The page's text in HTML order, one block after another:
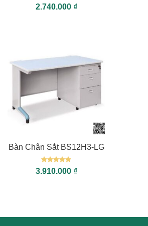
Được xếp
hạng55
2.740.000 ₫
Bàn Chân Sắt BS12H3-LG
Được xếp
hạng55
3.910.000 ₫